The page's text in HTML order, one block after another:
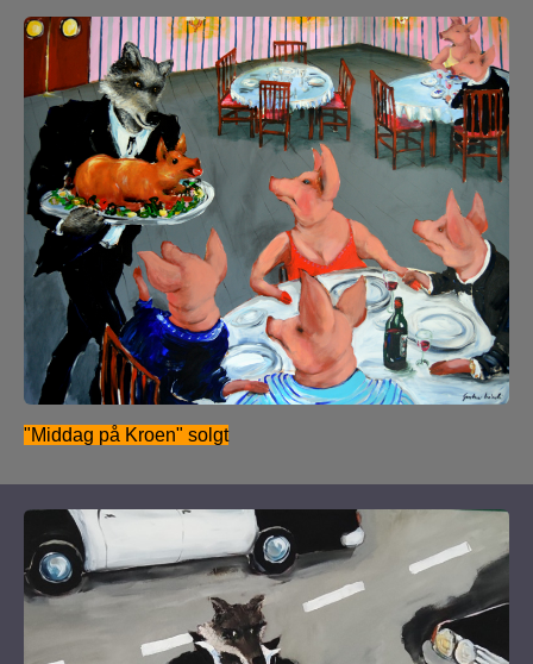
"Middag på Kroen" solgt